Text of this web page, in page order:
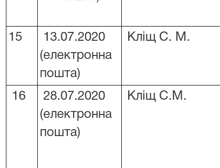
15
13.07.2020
(електронна
пошта)
Кліщ С. М.
16
28.07.2020
(електронна
пошта)
Кліщ С.М.